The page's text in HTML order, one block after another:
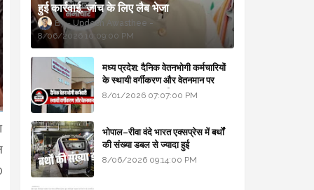
हुई कार्रवाई, जांच के लिए लैब भेजा
Updesh Awasthee
8/06/2026 10:09:00 PM
मध्य प्रदेश: दैनिक वेतनभोगी कर्मचारियों
के स्थायी वर्गीकरण और वेतनमान पर
सरकार का बड़ा स्पष्टीकरण
8/01/2026 07:07:00 PM
भोपाल–रीवा वंदे भारत एक्सप्रेस में बर्थों
की संख्या डबल से ज्यादा हुई
8/06/2026 09:14:00 PM